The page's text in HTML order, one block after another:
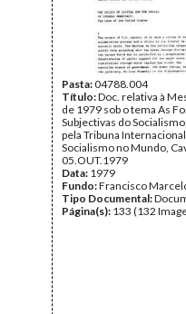
Pasta:04788.004
Título:Doc. relativa à
de 1979 sob o tema As
Subjectivas do
pela Tribuna
Socialismo no Mundo,
05.OUT.1979
Data: 1979
Fundo:Francisco
Tipo Documental:
Página(s): 133 (132